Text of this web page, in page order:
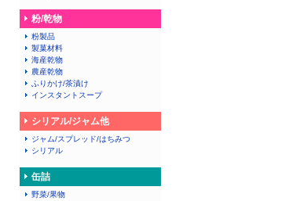
粉/乾物
粉製品
製菓材料
海産乾物
農産乾物
ふりかけ/茶漬け
インスタントスープ
シリアル/ジャム他
ジャム/スプレッド/はちみつ
シリアル
缶詰
野菜/果物